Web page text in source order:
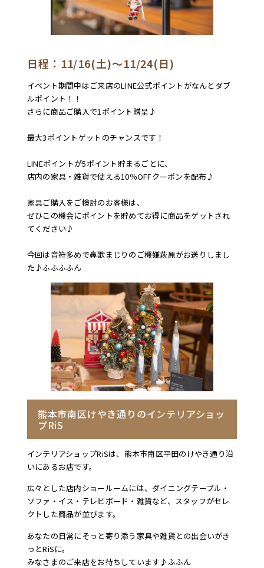
日程：11/16(土)～11/24(日)
イベント期間中はご来店のLINE公式ポイントがなんとダブ
ルポイント！！
さらに商品ご購入で1ポイント贈呈♪
最大3ポイントゲットのチャンスです！
LINEポイントが5ポイント貯まるごとに、
店内の家具・雑貨で使える10％OFFクーポンを配布♪
家具ご購入をご検討のお客様は、
ぜひこの機会にポイントを貯めてお得に商品をゲットされ
てください♪
今回は音符多めで鼻歌まじりのご機嫌萩原がお送りしまし
た♪ふふふふん
熊本市南区けやき通りのインテリアショッ
プRiS
インテリアショップRiSは、熊本市南区平田のけやき通り沿
いにあるお店です。
広々とした店内ショールームには、ダイニングテーブル・
ソファ・イス・テレビボード・雑貨など、スタッフがセレ
クトした商品が並びます。
あなたの日常にそっと寄り添う家具や雑貨との出会いがき
っとRiSに。
みなさまのご来店をお待ちしています♪ふふん